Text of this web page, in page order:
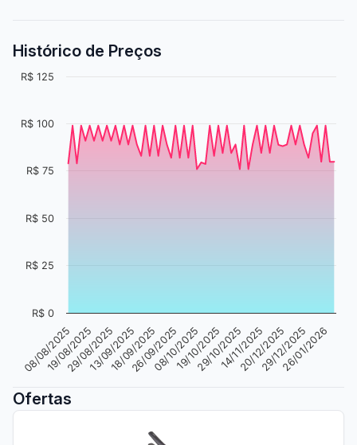
Histórico de Preços
08/08/2025
19/08/2025
29/08/2025
13/09/2025
18/09/2025
26/09/2025
08/10/2025
19/10/2025
29/10/2025
14/11/2025
20/12/2025
29/12/2025
26/01/2026
R$ 0
R$ 25
R$ 50
R$ 75
R$ 100
R$ 125
Ofertas